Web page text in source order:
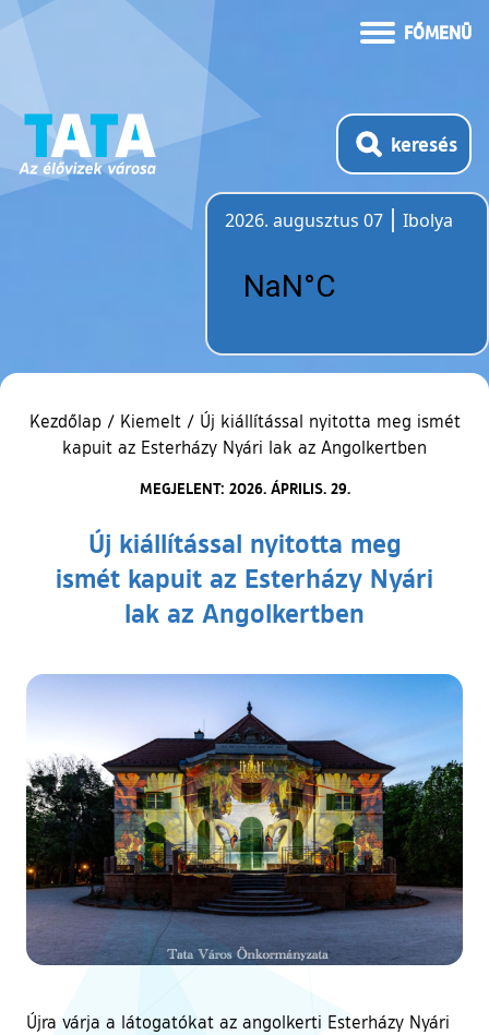
FŐMENÜ
keresés
2026. augusztus 07
Ibolya
Kezdőlap / Kiemelt / Új kiállítással nyitotta meg ismét
kapuit az Esterházy Nyári lak az Angolkertben
MEGJELENT: 2026. ÁPRILIS. 29.
Új kiállítással nyitotta meg
ismét kapuit az Esterházy Nyári
lak az Angolkertben
Újra várja a látogatókat az angolkerti Esterházy Nyári